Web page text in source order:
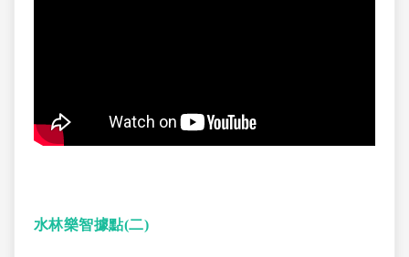
水林樂智據點(二)